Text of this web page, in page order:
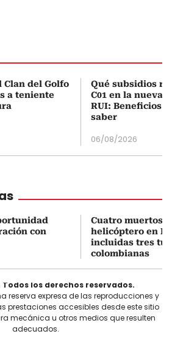
Clan del Golfo
a teniente
Qué subsidios
C01 en la nueva
RUI: Beneficios
saber
06/08/2026
con
Cuatro muertos
helicóptero en
incluidas tres
colombianas
Todos los derechos reservados.
reserva expresa de las reproducciones y
prestaciones accesibles desde este sitio
mecánica u otros medios que resulten
adecuados.